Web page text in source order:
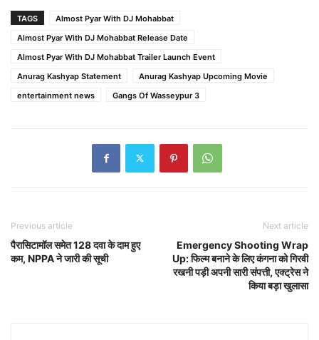
TAGS
Almost Pyar With DJ Mohabbat
Almost Pyar With DJ Mohabbat Release Date
Almost Pyar With DJ Mohabbat Trailer Launch Event
Anurag Kashyap Statement
Anurag Kashyap Upcoming Movie
entertainment news
Gangs Of Wasseypur 3
Previous article
पैरासिटामॉल समेत 128 दवा के दाम हुए
कम, NPPA ने जारी की सूची
Next article
Emergency Shooting Wrap
Up: फिल्म बनाने के लिए कंगना को गिरवी
रखनी पड़ी अपनी सारी संपत्ती, एक्ट्रेस ने
किया बड़ा खुलासा